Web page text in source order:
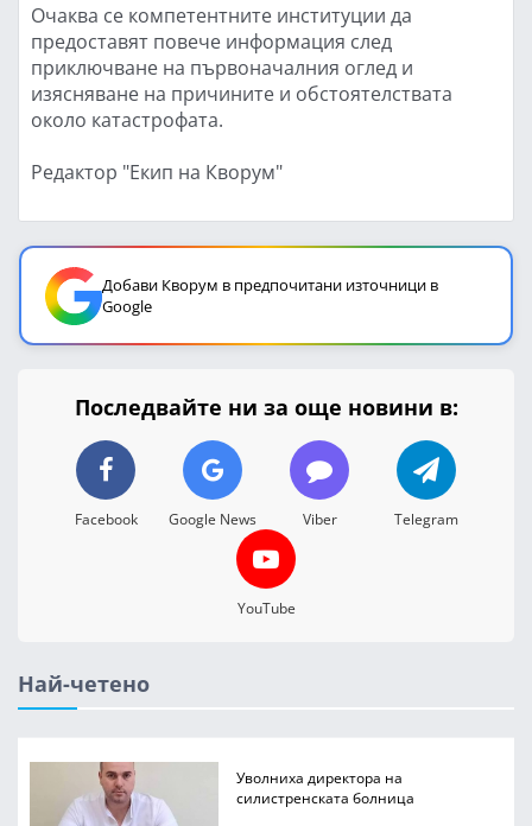
Очаква се компетентните институции да
предоставят повече информация след
приключване на първоначалния оглед и
изясняване на причините и обстоятелствата
около катастрофата.
Редактор "Екип на Кворум"
Добави Кворум в предпочитани източници в
Google
Последвайте ни за още новини в:
Facebook Google News Viber Telegram
YouTube
Най-четено
Уволниха директора на
силистренската болница